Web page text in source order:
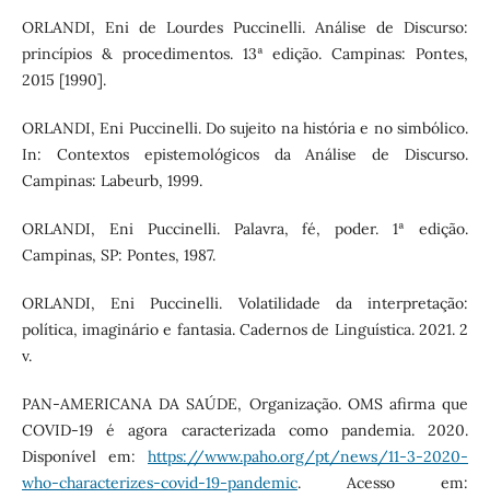
ORLANDI, Eni de Lourdes Puccinelli. Análise de Discurso:
princípios & procedimentos. 13ª edição. Campinas: Pontes,
2015 [1990].
ORLANDI, Eni Puccinelli. Do sujeito na história e no simbólico.
In: Contextos epistemológicos da Análise de Discurso.
Campinas: Labeurb, 1999.
ORLANDI, Eni Puccinelli. Palavra, fé, poder. 1ª edição.
Campinas, SP: Pontes, 1987.
ORLANDI, Eni Puccinelli. Volatilidade da interpretação:
política, imaginário e fantasia. Cadernos de Linguística. 2021. 2
v.
PAN-AMERICANA DA SAÚDE, Organização. OMS afirma que
COVID-19 é agora caracterizada como pandemia. 2020.
Disponível em:https://www.paho.org/pt/news/11-3-2020-
who-characterizes-covid-19-pandemic. Acesso em: